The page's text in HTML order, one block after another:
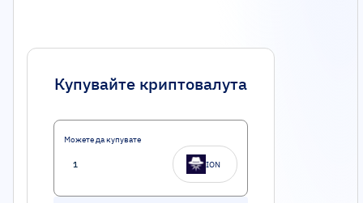
Купувайте криптовалута
Можете да купувате
ION